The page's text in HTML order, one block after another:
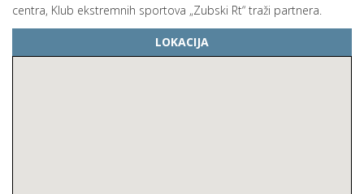
centra, Klub ekstremnih sportova „Zubski Rt“ traži partnera.
LOKACIJA